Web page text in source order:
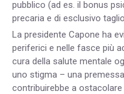
pubblico (ad es. il bonus
precaria e di esclusivo
La presidente Capone ha
periferici e nelle fasce più
cura della salute mentale
uno stigma – una
contribuirebbe a